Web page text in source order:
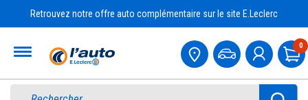
Retrouvez notre offre auto complémentaire sur le site E.Leclerc
0